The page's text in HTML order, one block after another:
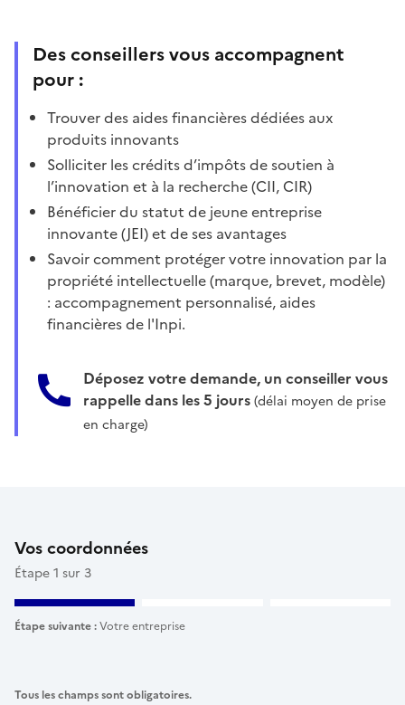
Des conseillers vous accompagnent
pour :
Trouver des aides financières dédiées aux
produits innovants
Solliciter les crédits d’impôts de soutien à
l’innovation et à la recherche (CII, CIR)
Bénéficier du statut de jeune entreprise
innovante (JEI) et de ses avantages
Savoir comment protéger votre innovation par la
propriété intellectuelle (marque, brevet, modèle)
: accompagnement personnalisé, aides
financières de l'Inpi.
Déposez votre demande, un conseiller vous
rappelle dans les 5 jours(délai moyen de prise
en charge)
Étape 1 sur 3
Vos coordonnées
Étape suivante :Votre entreprise
Tous les champs sont obligatoires.